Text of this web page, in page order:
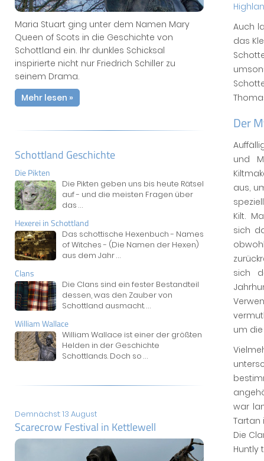
Maria Stuart ging unter dem Namen Mary
Queen of Scots in die Geschichte von
Schottland ein. Ihr dunkles Schicksal
inspirierte nicht nur Friedrich Schiller zu
seinem Drama.
Mehr lesen »
Schottland Geschichte
Die Pikten
Die Pikten geben uns bis heute Rätsel
auf - und die meisten Fragen über
das ...
Hexerei in Schottland
Das schottische Hexenbuch - Names
of Witches - (Die Namen der Hexen)
aus dem Jahr...
Clans
Die Clans sind ein fester Bestandteil
dessen, was den Zauber von
Schottland ausmacht....
William Wallace
William Wallace ist einer der größten
Helden in der Geschichte
Schottlands. Doch so ...
Demnächst: 13 August
Scarecrow Festival in Kettlewell
Auch
das
Der
und
aus,
Kilt.
sich
sich
um
war
Tartan
Die
Huntly